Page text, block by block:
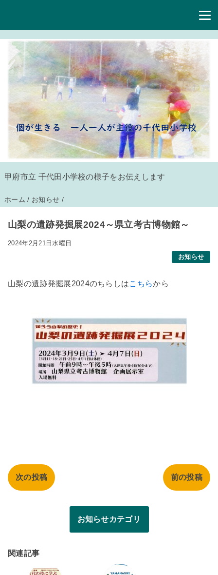
甲府市立 千代田小学校の様子をお伝えします
ホーム / お知らせ /
山梨の遺跡発掘展2024～県立考古博物館～
2024年2月21日水曜日
お知らせ
山梨の遺跡発掘展2024のちらしはこちらから
次の投稿 前の投稿
お知らせカテゴリ
関連記事